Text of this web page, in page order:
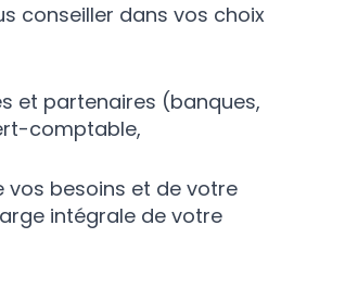
conseiller dans vos choix
et partenaires (banques,
comptable,
vos besoins et de votre
intégrale de votre